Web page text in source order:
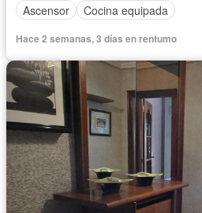
Ascensor
Cocina equipada
Hace 2 semanas, 3 días en rentumo